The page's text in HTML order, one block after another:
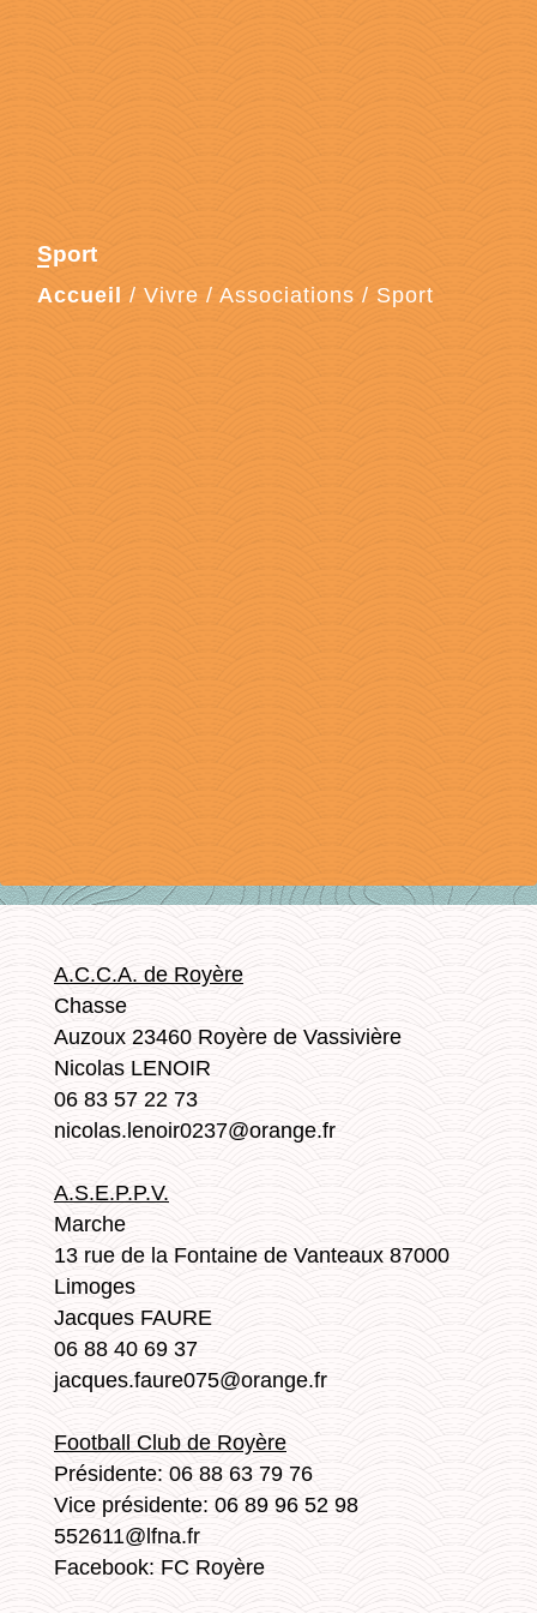
Sport
Accueil / Vivre / Associations / Sport
A.C.C.A. de Royère
Chasse
Auzoux 23460 Royère de Vassivière
Nicolas LENOIR
06 83 57 22 73
nicolas.lenoir0237@orange.fr
A.S.E.P.P.V.
Marche
13 rue de la Fontaine de Vanteaux 87000
Limoges
Jacques FAURE
06 88 40 69 37
jacques.faure075@orange.fr
Football Club de Royère
Présidente: 06 88 63 79 76
Vice présidente: 06 89 96 52 98
552611@lfna.fr
Facebook: FC Royère